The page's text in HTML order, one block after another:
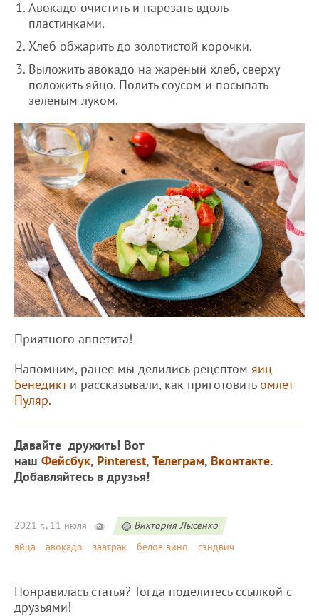
Авокадо очистить и нарезать вдоль
пластинками.
Хлеб обжарить до золотистой корочки.
Выложить авокадо на жареный хлеб, сверху
положить яйцо. Полить соусом и посыпать
зеленым луком.
Приятного аппетита!
Напомним, ранее мы делились рецептом яиц
Бенедикти рассказывали, как приготовитьомлет
Пуляр.
Давайте дружить! Вот
наш Фейсбук, Pinterest, Телеграм, Вконтакте.
Добавляйтесь в друзья!
2021 г., 11 июля
Виктория Лысенко
яйца
авокадо завтрак белое вино сэндвич
Понравилась статья? Тогда поделитесь ссылкой с
друзьями!